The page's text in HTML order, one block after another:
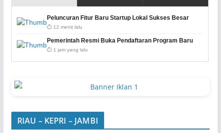
Peluncuran Fitur Baru Startup Lokal Sukses Besar
⏱️ 12 menit lalu
Pemerintah Resmi Buka Pendaftaran Program Baru
⏱️ 1 jam yang lalu
RIAU – KEPRI – JAMBI